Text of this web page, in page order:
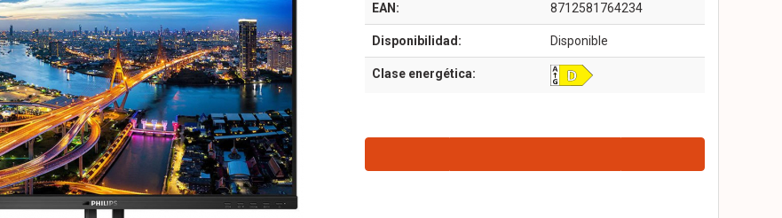
EAN: 8712581764234
Disponibilidad: Disponible
Clase energética: